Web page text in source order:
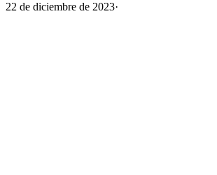
22 de diciembre de 2023·